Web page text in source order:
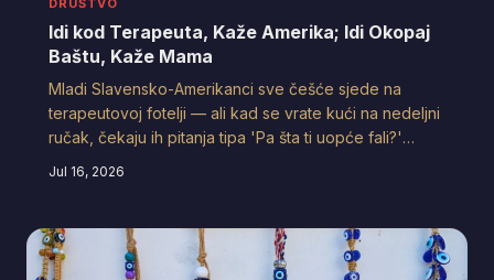
DRUŠTVO
Idi kod Terapeuta, Kaže Amerika; Idi Okopaj
Baštu, Kaže Mama
Mladi Slavensko-Amerikanci sve češće sjede na
terapeutovoj fotelji — ali kad se vrate kući na nedeljni
ručak, čekaju ih pitanja tipa 'Pa šta ti uopće fali?'
Jul 16, 2026